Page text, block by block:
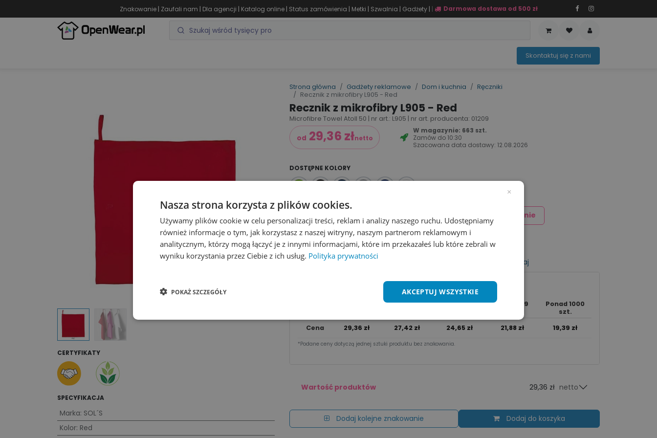
Znakowanie | Zaufali nam | Dla agencji | Katalog online | Status zamówienia | Metki | Szwalnia | Gadżety | | Darmowa dostawa od 500 zł
OFERTA SEZONOWASko​ntaktuj ​​​​się z nami​​​​
Strona główna Gadżety reklamowe Dom i kuchnia
Ręczniki
Recznik z mikrofibry L905 - Red
Recznik z mikrofibry L905 - Red
Microfibre Towel Atoll 50 | nr art.: L905 | nr art. producenta: 01209
CERTYFIKATY
SPECYFIKACJA
Marka: SOL´S
Kolor: Red
od 29,36 złnetto
W magazynie: 663 szt.
Zamów do 10:30
Szacowana data dostawy: 12.08.2026
DOSTĘPNE KOLORY
Dodaj do koszyka Dodaj znakowanie
Wycena na maila
Zobacz wszystkie kolory Porównaj
Cena za sztu​kę zależy od nakładu:
250 - 999
Ponad 1000
szt.
Cena
29,36 zł 27,42 zł 24,65 zł 21,88 zł 19,39 zł
*Podane ceny dotyczą jednej sztuki produktu bez znakowania.​
Wartość produktów 29,36 zł netto
Dodaj kolejne znakowanie Dodaj do koszyka
×
Nasza strona korzysta z plików cookies.
Używamy plików cookie w celu personalizacji treści, reklam i analizy naszego ruchu. Udostępniamy
również informacje o tym, jak korzystasz z naszej witryny, naszym partnerom reklamowym i
analitycznym, którzy mogą łączyć je z innymi informacjami, które im przekazałeś lub które zebrali w
wyniku korzystania przez Ciebie z ich usług. Polityka prywatności
AKCEPTUJ WSZYSTKIE
POKAŻ SZCZEGÓŁY